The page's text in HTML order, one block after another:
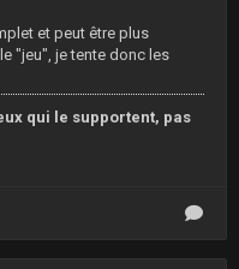
et peut être plus
"jeu", je tente donc les
qui le supportent, pas